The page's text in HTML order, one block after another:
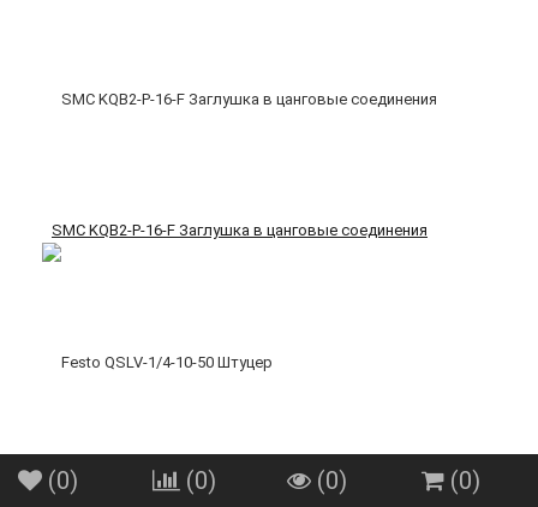
SMC KQB2-P-16-F Заглушка в цанговые соединения
Festo QSLV-1/4-10-50 Штуцер
(0) (0) (0) (0)